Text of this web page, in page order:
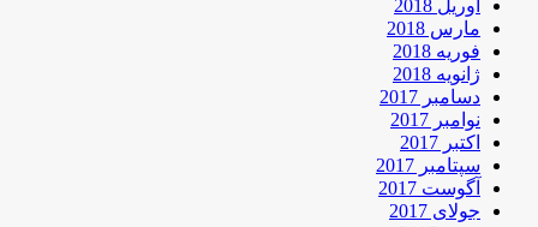
آوریل 2018
مارس 2018
فوریه 2018
ژانویه 2018
دسامبر 2017
نوامبر 2017
اکتبر 2017
سپتامبر 2017
آگوست 2017
جولای 2017